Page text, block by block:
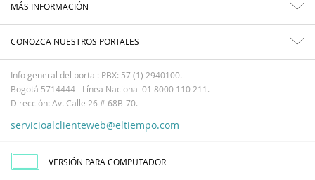
MÁS INFORMACIÓN
CONOZCA NUESTROS PORTALES
Info general del portal: PBX: 57 (1) 2940100.
Bogotá 5714444 - Línea Nacional 01 8000 110 211.
Dirección: Av. Calle 26 # 68B-70.
servicioalclienteweb@eltiempo.com
VERSIÓN PARA COMPUTADOR